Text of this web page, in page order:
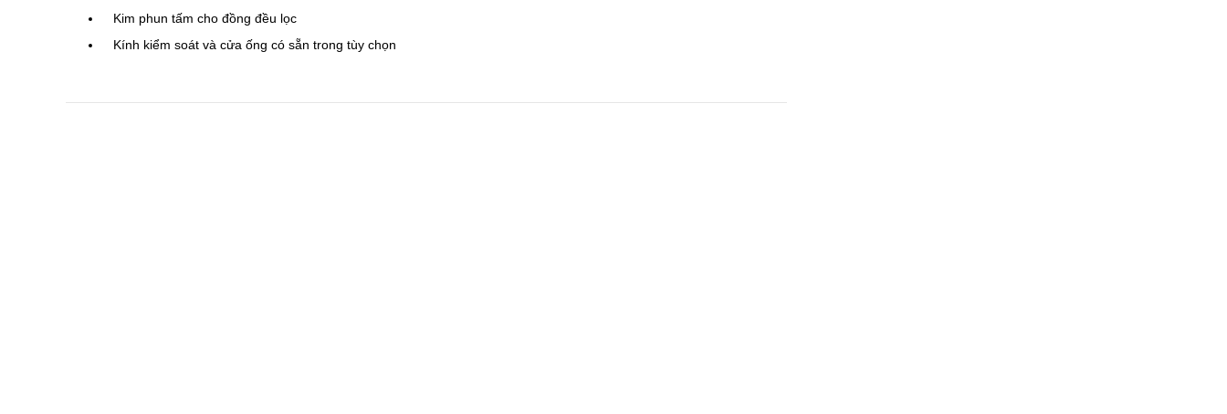
Kim phun tấm cho đồng đều lọc
Kính kiểm soát và cửa ống có sẵn trong tùy chọn